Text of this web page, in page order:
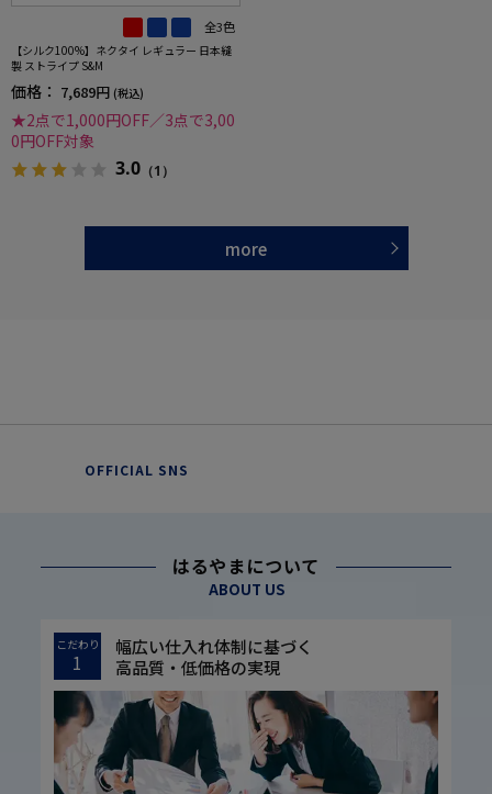
全3色
【シルク100%】ネクタイ レギュラー 日本縫
製 ストライプ S&M
価格： 7,689円 (税込)
★2点で1,000円OFF／3点で3,00
0円OFF対象
3.0 （1）
more
OFFICIAL SNS
はるやまについて
ABOUT US
こだわり
1
幅広い仕入れ体制に基づく
高品質・低価格の実現